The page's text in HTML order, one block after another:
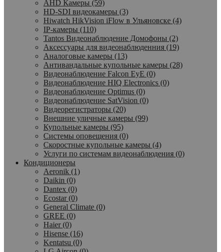
AHD Камеры (59)
HD-SDI видеокамеры (3)
Hiwatch HikVision iFlow в Ульяновске (4)
IP-камеры (110)
Tantos Видеонаблюдение Домофоны (2)
Аксессуары для видеонаблюденния (19)
Аналоговые камеры (13)
Антивандальные купольные камеры (28)
Видеонаблюдение Falcon EyE (0)
Видеонаблюдение HIQ Electronics (0)
Видеонаблюдение Optimus (0)
Видеонаблюдение SatVision (0)
Видеорегистраторы (20)
Внешние уличные камеры (99)
Купольные камеры (95)
Системы оповещения (0)
Скоростные купольные камеры (4)
Услуги по системам видеонаблюдения (0)
Кондиционеры
Aeronik (1)
Daikin (0)
Dantex (0)
Ecostar (0)
General Climate (0)
GREE (0)
Haier (0)
Hisense (16)
Kentatsu (0)